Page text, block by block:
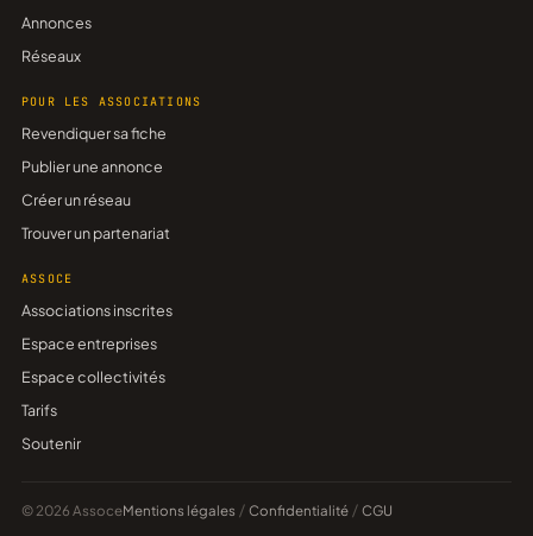
Annonces
Réseaux
POUR LES ASSOCIATIONS
Revendiquer sa fiche
Publier une annonce
Créer un réseau
Trouver un partenariat
ASSOCE
Associations inscrites
Espace entreprises
Espace collectivités
Tarifs
Soutenir
© 2026 AssoceMentions légales / Confidentialité / CGU